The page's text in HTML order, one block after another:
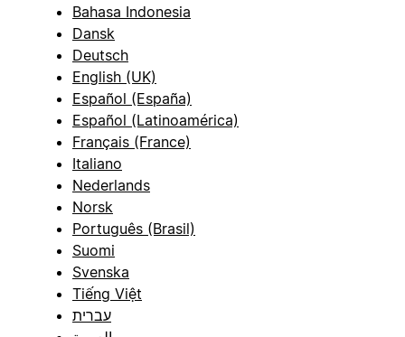
Bahasa Indonesia
Dansk
Deutsch
English (UK)
Español (España)
Español (Latinoamérica)
Français (France)
Italiano
Nederlands
Norsk
Português (Brasil)
Suomi
Svenska
Tiếng Việt
עברית